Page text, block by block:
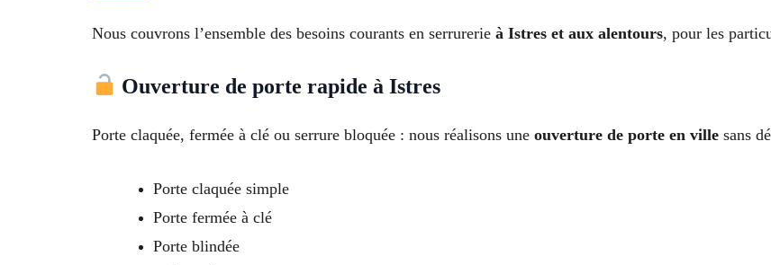
Nous couvrons l’ensemble des besoins courants en serrurerie à Istres et aux alentours, pour les
Ouverture de porte rapide à Istres
Porte claquée, fermée à clé ou serrure bloquée : nous réalisons une ouverture de porte en ville sans
Porte claquée simple
Porte fermée à clé
Porte blindée